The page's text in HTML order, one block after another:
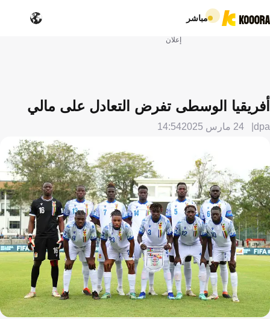
مباشر
إعلان
أفريقيا الوسطى تفرض التعادل على مالي
dpa 24 مارس 2025 14:54